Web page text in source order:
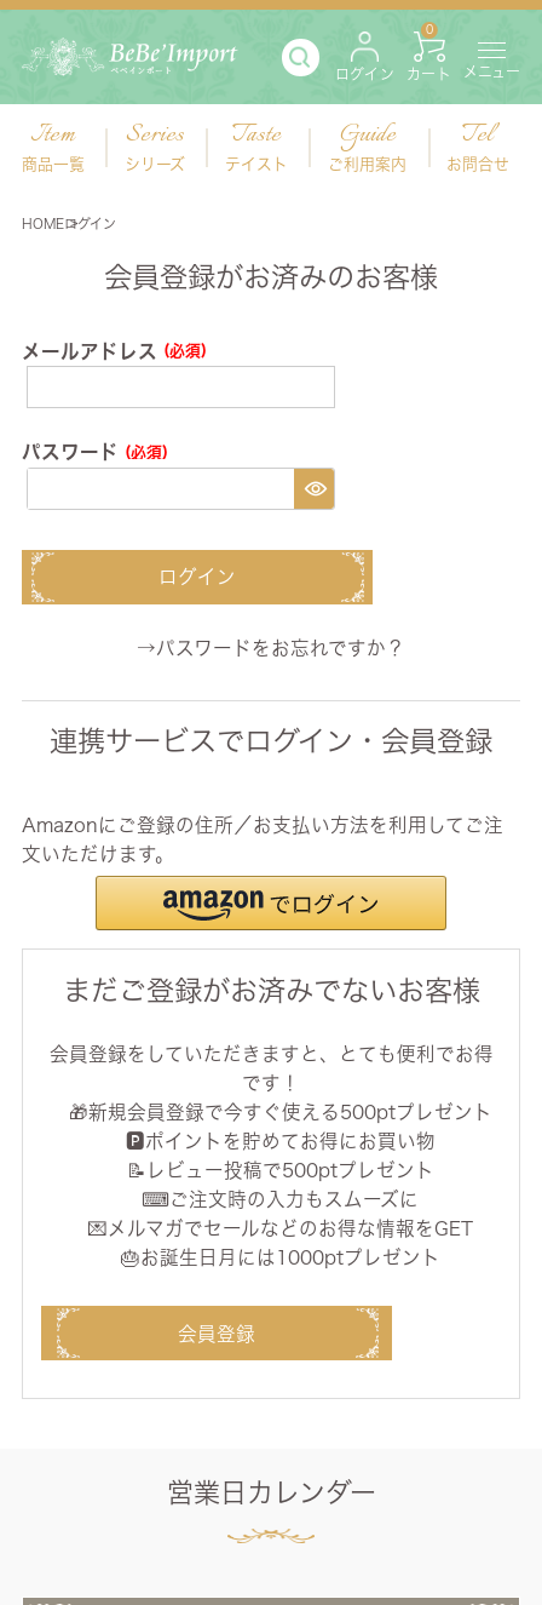
ログイン カート
0
メニュー
Item
商品一覧
Series
シリーズ
Taste
テイスト
Guide
ご利用案内
Tel
お問合せ
HOMEログイン
会員登録がお済みのお客様
メールアドレス
パスワード
ログイン
→パスワードをお忘れですか？
連携サービスでログイン・会員登録
Amazonにご登録の住所／お支払い方法を利用してご注
文いただけます。
まだご登録がお済みでないお客様
会員登録をしていただきますと、とても便利でお得
です！
🎁新規会員登録で今すぐ使える500ptプレゼント
🅿️ポイントを貯めてお得にお買い物
📝レビュー投稿で500ptプレゼント
⌨ご注文時の入力もスムーズに
💌メルマガでセールなどのお得な情報をGET
🎂お誕生日月には1000ptプレゼント
会員登録
営業日カレンダー